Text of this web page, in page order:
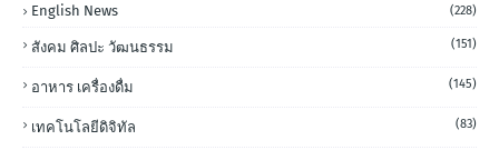
English News (228)
สังคม ศิลปะ วัฒนธรรม (151)
อาหาร เครื่องดื่ม (145)
เทคโนโลยีดิจิทัล (83)